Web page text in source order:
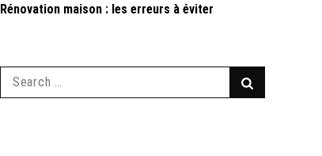
Rénovation maison : les erreurs à éviter
Search